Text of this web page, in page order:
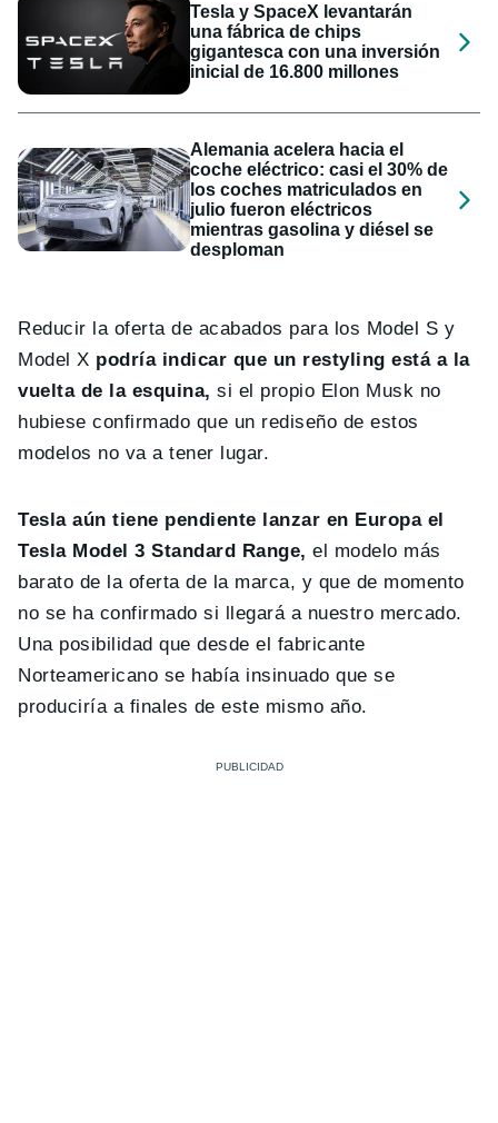
Tesla y SpaceX levantarán
una fábrica de chips
gigantesca con una inversión
inicial de 16.800 millones
Alemania acelera hacia el
coche eléctrico: casi el 30% de
los coches matriculados en
julio fueron eléctricos
mientras gasolina y diésel se
desploman
Reducir la oferta de acabados para los Model S y
Model X podría indicar que un restyling está a la
vuelta de la esquina, si el propio Elon Musk no
hubiese confirmado que un rediseño de estos
modelos no va a tener lugar.
Tesla aún tiene pendiente lanzar en Europa el
Tesla Model 3 Standard Range, el modelo más
barato de la oferta de la marca, y que de momento
no se ha confirmado si llegará a nuestro mercado.
Una posibilidad que desde el fabricante
Norteamericano se había insinuado que se
produciría a finales de este mismo año.